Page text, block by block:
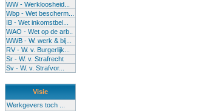
WW - Werkloosheid...
Wbp - Wet bescherm...
IB - Wet inkomstbel...
WAO - Wet op de arb..
WWB - W. werk & bij...
RV - W. v. Burgerlijk...
Sr - W. v. Strafrecht
Sv - W. v. Strafvor...
Visie
Werkgevers toch ...